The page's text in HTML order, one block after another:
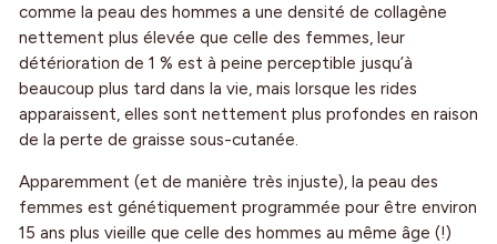
comme la peau des hommes a une densité de collagène
nettement plus élevée que celle des femmes, leur
détérioration de 1 % est à peine perceptible jusqu’à
beaucoup plus tard dans la vie, mais lorsque les rides
apparaissent, elles sont nettement plus profondes en raison
de la perte de graisse sous-cutanée.
Apparemment (et de manière très injuste), la peau des
femmes est génétiquement programmée pour être environ
15 ans plus vieille que celle des hommes au même âge (!)